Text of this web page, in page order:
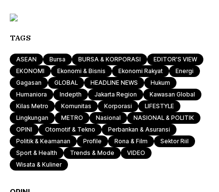
TAGS
ASEAN Bursa BURSA & KORPORASI
EDITOR'S VIEW
EKONOMI
Ekonomi & Bisnis Ekonomi Rakyat
Energi
Gagasan
GLOBAL HEADLINE NEWS
Hukum
Humaniora
Indepth Jakarta Region
Kawasan Global
Kilas Metro
Komunitas Korporasi
LIFESTYLE
Lingkungan
METRO Nasional
NASIONAL & POLITIK
OPINI
Otomotif & Tekno
Perbankan & Asuransi
Politik & Keamanan
Profile Rona & Film
Sektor Riil
Sport & Health
Trends & Mode
VIDEO
Wisata & Kuliner